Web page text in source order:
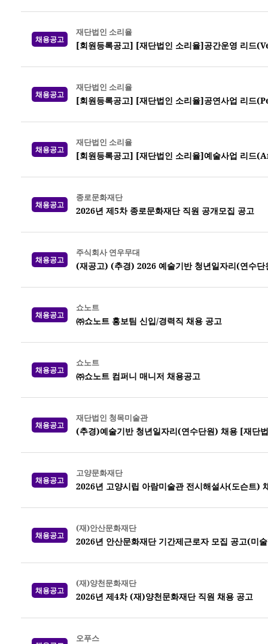
채용공고
재단법인 소리율
[회원등록공고] [재단법인 소리율]공간운영 리드
채용공고
재단법인 소리율
[회원등록공고] [재단법인 소리율]공연사업 리드
채용공고
재단법인 소리율
[회원등록공고] [재단법인 소리율]예술사업 리드
채용공고
종로문화재단
2026년 제5차 종로문화재단 직원 공개모집 공고
채용공고
주식회사 연우무대
(재공고) (추경) 2026 예술기반 청년일자리(연수
채용공고
쇼노트
㈜쇼노트 홍보팀 신입/경력직 채용 공고
채용공고
쇼노트
㈜쇼노트 컴퍼니 매니저 채용공고
채용공고
재단법인 청목미술관
(추경)예술기반 청년일자리(연수단원) 채용 [재단
채용공고
고양문화재단
2026년 고양시립 아람미술관 전시해설사(도슨트)
채용공고
(재)안산문화재단
2026년 안산문화재단 기간제근로자 모집 공고(미
채용공고
(재)양천문화재단
2026년 제4차 (재)양천문화재단 직원 채용 공고
오푸스